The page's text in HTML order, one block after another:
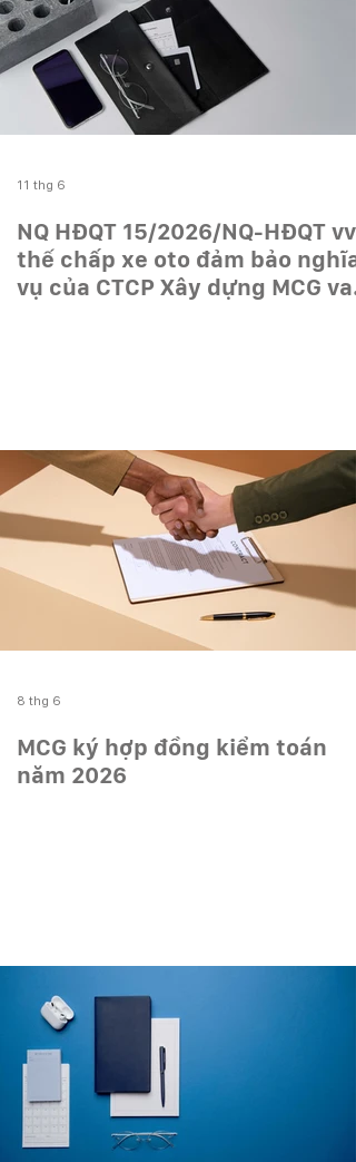
NQ HĐQT 15/2026/NQ-HĐQT vv
thế chấp xe oto đảm bảo nghĩa
vụ của CTCP Xây dựng MCG vay
11 thg 6
MCG ký hợp đồng kiểm toán
năm 2026
8 thg 6